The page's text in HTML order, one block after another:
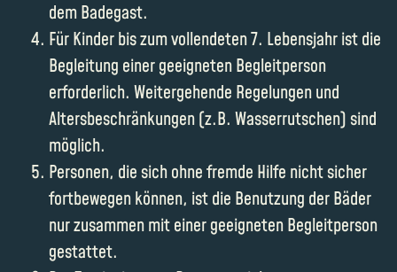
dem Badegast.
Für Kinder bis zum vollendeten 7. Lebensjahr ist die
Begleitung einer geeigneten Begleitperson
erforderlich. Weitergehende Regelungen und
Altersbeschränkungen (z.B. Wasserrutschen) sind
möglich.
Personen, die sich ohne fremde Hilfe nicht sicher
fortbewegen können, ist die Benutzung der Bäder
nur zusammen mit einer geeigneten Begleitperson
gestattet.